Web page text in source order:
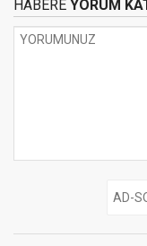
HABERE YORUM